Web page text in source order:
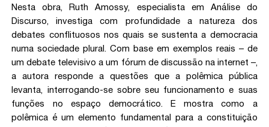
Nesta obra, Ruth Amossy, especialista em Análise do
Discurso, investiga com profundidade a natureza dos
debates conflituosos nos quais se sustenta a democracia
numa sociedade plural. Com base em exemplos reais – de
um debate televisivo a um fórum de discussão na internet –,
a autora responde a questões que a polêmica pública
levanta, interrogando-se sobre seu funcionamento e suas
funções no espaço democrático. E mostra como a
polêmica é um elemento fundamental para a constituição